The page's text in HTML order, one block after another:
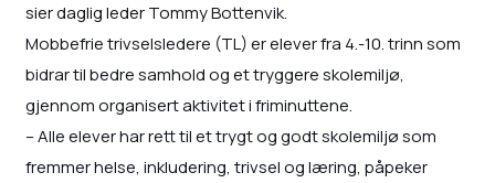
sier daglig leder Tommy Bottenvik.
Mobbefrie trivselsledere (TL) er elever fra 4.-10. trinn som
bidrar til bedre samhold og et tryggere skolemiljø,
gjennom organisert aktivitet i friminuttene.
– Alle elever har rett til et trygt og godt skolemiljø som
fremmer helse, inkludering, trivsel og læring, påpeker